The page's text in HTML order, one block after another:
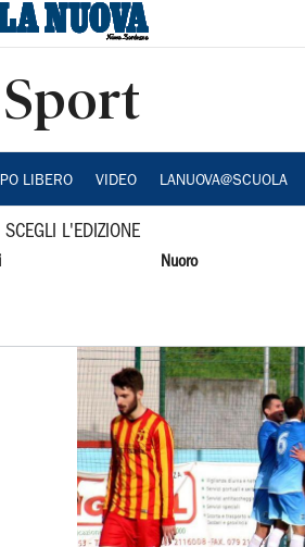
Sport
LIBERO VIDEO LANUOVA@SCUOLA
SCEGLI L'EDIZIONE
Nuoro